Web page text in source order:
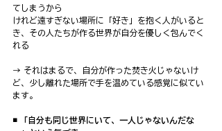
てしまうから
けれど遠すぎない場所に「好き」を抱く人がいると
き、その人たちが作る世界が自分を優しく包んでく
れる
→ それはまるで、自分が作った焚き火じゃないけ
ど、少し離れた場所で手を温めている感覚に似てい
ます。
◾️ 「自分も同じ世界にいて、一人じゃないんだな